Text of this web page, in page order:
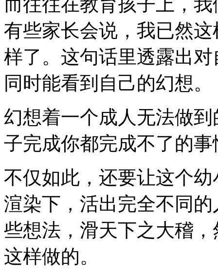
有些家长会说，我已然
样了。这句话里透露出
同时能看到自己的幻想。
幻想着一个成人无法做
子完成你都完成不了的事
不仅如此，还要让这个
渲染下，活出完全不同
些想法，滑天下之大稽
这样做的。